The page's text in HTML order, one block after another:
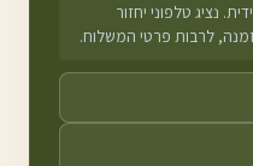
נציג טלפוני יחזור
לרבות פרטי המשלוח.